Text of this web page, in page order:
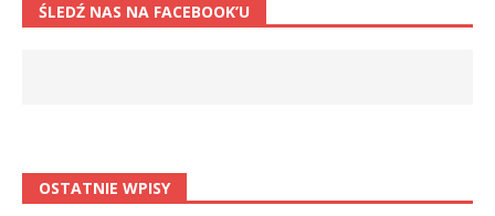
ŚLEDŹ NAS NA FACEBOOK’U
OSTATNIE WPISY